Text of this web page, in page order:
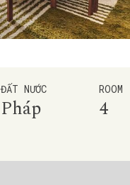
ĐẤT NƯỚC
Pháp
ROOM
4